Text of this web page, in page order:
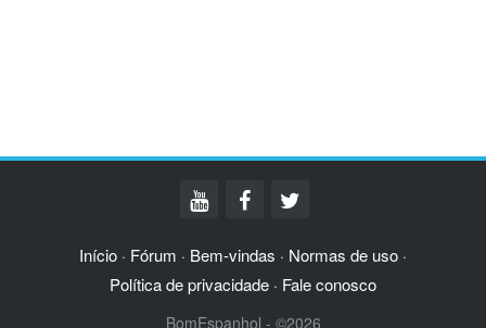
Início · Fórum · Bem-vindas · Normas de uso ·
Política de privacidade · Fale conosco
BomEspanhol - ©2026